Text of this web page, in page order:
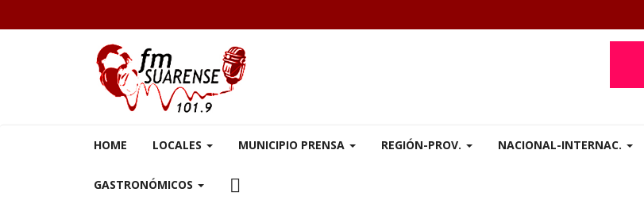
HOME LOCALES MUNICIPIO PRENSA REGIÓN-PROV. NACIONAL-INTERNAC.
GASTRONÓMICOS